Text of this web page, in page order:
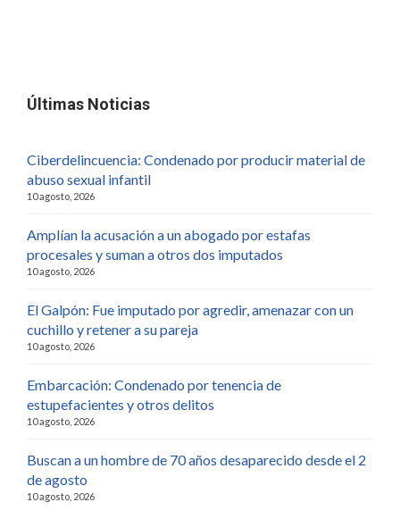
Últimas Noticias
Ciberdelincuencia: Condenado por producir material de
abuso sexual infantil
10 agosto, 2026
Amplían la acusación a un abogado por estafas
procesales y suman a otros dos imputados
10 agosto, 2026
El Galpón: Fue imputado por agredir, amenazar con un
cuchillo y retener a su pareja
10 agosto, 2026
Embarcación: Condenado por tenencia de
estupefacientes y otros delitos
10 agosto, 2026
Buscan a un hombre de 70 años desaparecido desde el 2
de agosto
10 agosto, 2026